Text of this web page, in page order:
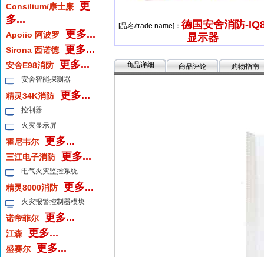
Consilium/康士廉
更
多...
Apoiio 阿波罗 更多...
Sirona 西诺德 更多...
安舍E98消防 更多...
安舍智能探测器
精灵34K消防 更多...
控制器
火灾显示屏
霍尼韦尔 更多...
三江电子消防 更多...
电气火灾监控系统
精灵8000消防 更多...
火灾报警控制器模块
诺帝菲尔 更多...
江森 更多...
盛赛尔 更多...
[品名/trade name]： 德国安舍消防-
显示器
商品详细 商品评论 购物指南